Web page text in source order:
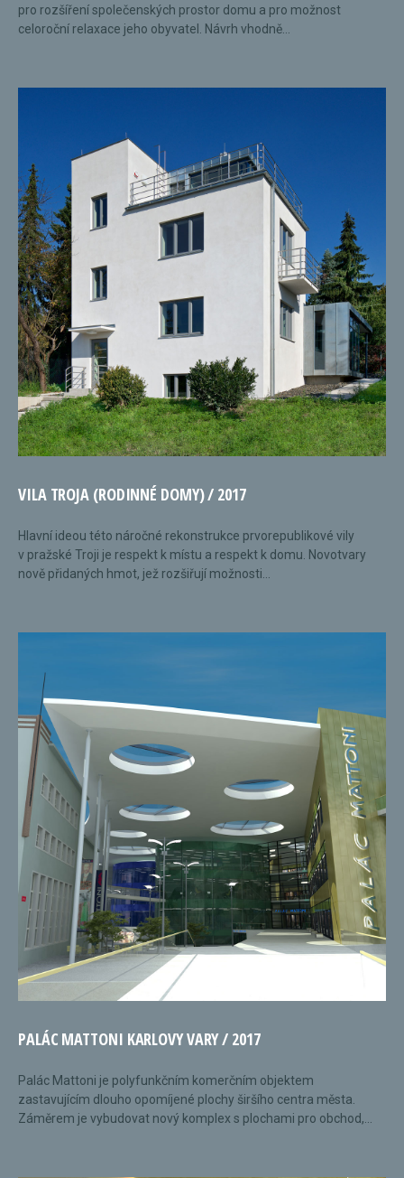
pro rozšíření společenských prostor domu a pro možnost
celoroční relaxace jeho obyvatel. Návrh vhodně...
VILA TROJA (RODINNÉ DOMY) / 2017
Hlavní ideou této náročné rekonstrukce prvorepublikové vily
v pražské Troji je respekt k místu a respekt k domu. Novotvary
nově přidaných hmot, jež rozšiřují možnosti...
PALÁC MATTONI KARLOVY VARY / 2017
Palác Mattoni je polyfunkčním komerčním objektem
zastavujícím dlouho opomíjené plochy širšího centra města.
Záměrem je vybudovat nový komplex s plochami pro obchod,...